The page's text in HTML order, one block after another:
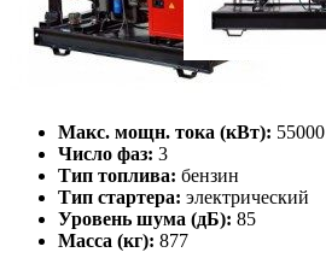
Макс. мощн. тока (кВт): 55000
Число фаз: 3
Тип топлива: бензин
Тип стартера: электрический
Уровень шума (дБ): 85
Масса (кг): 877